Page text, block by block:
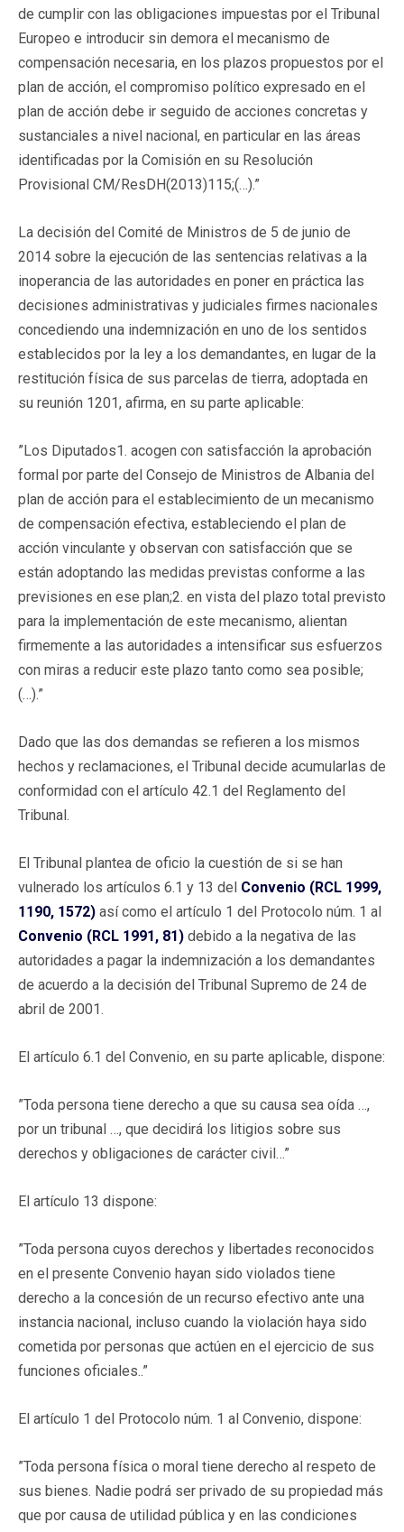
de cumplir con las obligaciones impuestas por el Tribunal
Europeo e introducir sin demora el mecanismo de
compensación necesaria, en los plazos propuestos por el
plan de acción, el compromiso político expresado en el
plan de acción debe ir seguido de acciones concretas y
sustanciales a nivel nacional, en particular en las áreas
identificadas por la Comisión en su Resolución
Provisional CM/ResDH(2013)115;(…).”
La decisión del Comité de Ministros de 5 de junio de
2014 sobre la ejecución de las sentencias relativas a la
inoperancia de las autoridades en poner en práctica las
decisiones administrativas y judiciales firmes nacionales
concediendo una indemnización en uno de los sentidos
establecidos por la ley a los demandantes, en lugar de la
restitución física de sus parcelas de tierra, adoptada en
su reunión 1201, afirma, en su parte aplicable:
”Los Diputados1. acogen con satisfacción la aprobación
formal por parte del Consejo de Ministros de Albania del
plan de acción para el establecimiento de un mecanismo
de compensación efectiva, estableciendo el plan de
acción vinculante y observan con satisfacción que se
están adoptando las medidas previstas conforme a las
previsiones en ese plan;2. en vista del plazo total previsto
para la implementación de este mecanismo, alientan
firmemente a las autoridades a intensificar sus esfuerzos
con miras a reducir este plazo tanto como sea posible;
(…).”
Dado que las dos demandas se refieren a los mismos
hechos y reclamaciones, el Tribunal decide acumularlas de
conformidad con el artículo 42.1 del Reglamento del
Tribunal.
El Tribunal plantea de oficio la cuestión de si se han
vulnerado los artículos 6.1 y 13 del Convenio (RCL 1999,
1190, 1572) así como el artículo 1 del Protocolo núm. 1 al
Convenio (RCL 1991, 81) debido a la negativa de las
autoridades a pagar la indemnización a los demandantes
de acuerdo a la decisión del Tribunal Supremo de 24 de
abril de 2001.
El artículo 6.1 del Convenio, en su parte aplicable, dispone:
”Toda persona tiene derecho a que su causa sea oída …,
por un tribunal …, que decidirá los litigios sobre sus
derechos y obligaciones de carácter civil…”
El artículo 13 dispone:
”Toda persona cuyos derechos y libertades reconocidos
en el presente Convenio hayan sido violados tiene
derecho a la concesión de un recurso efectivo ante una
instancia nacional, incluso cuando la violación haya sido
cometida por personas que actúen en el ejercicio de sus
funciones oficiales..”
El artículo 1 del Protocolo núm. 1 al Convenio, dispone:
”Toda persona física o moral tiene derecho al respeto de
sus bienes. Nadie podrá ser privado de su propiedad más
que por causa de utilidad pública y en las condiciones